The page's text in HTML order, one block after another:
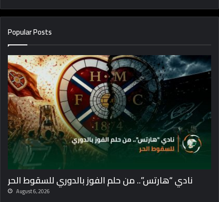
Popular Posts
نادي “هارتس”.. من حلم الفوز بالدوري للسقوط الحر
August 6, 2026